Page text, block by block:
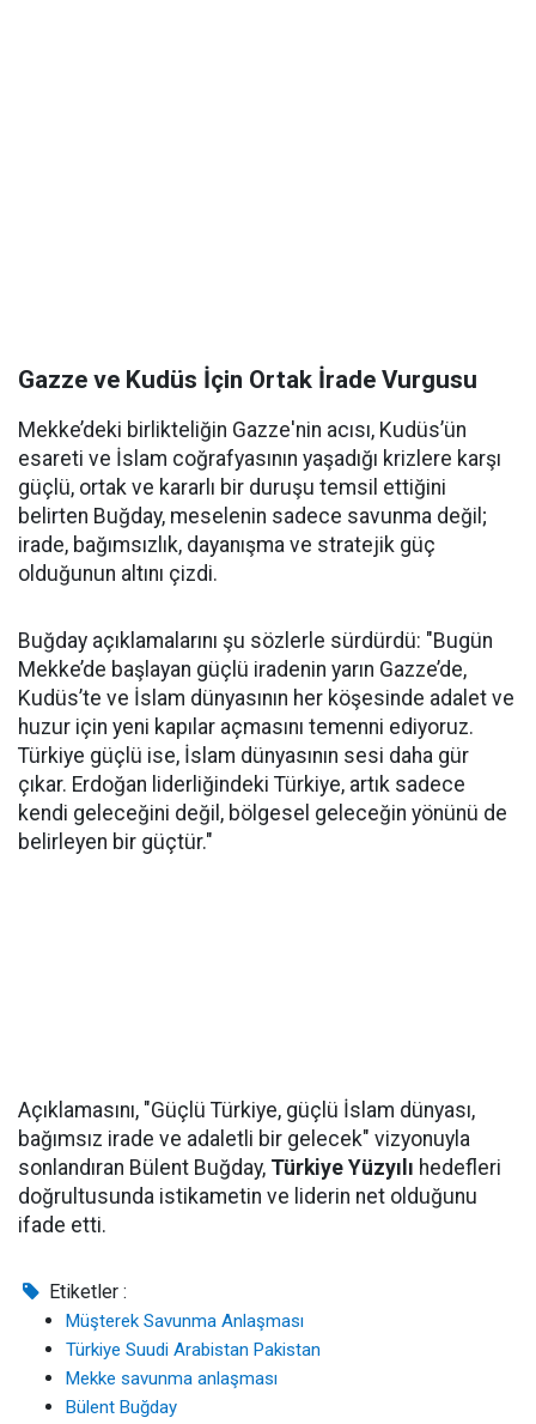
Gazze ve Kudüs İçin Ortak İrade Vurgusu
Mekke’deki birlikteliğin Gazze'nin acısı, Kudüs’ün
esareti ve İslam coğrafyasının yaşadığı krizlere karşı
güçlü, ortak ve kararlı bir duruşu temsil ettiğini
belirten Buğday, meselenin sadece savunma değil;
irade, bağımsızlık, dayanışma ve stratejik güç
olduğunun altını çizdi.
Buğday açıklamalarını şu sözlerle sürdürdü: "Bugün
Mekke’de başlayan güçlü iradenin yarın Gazze’de,
Kudüs’te ve İslam dünyasının her köşesinde adalet ve
huzur için yeni kapılar açmasını temenni ediyoruz.
Türkiye güçlü ise, İslam dünyasının sesi daha gür
çıkar. Erdoğan liderliğindeki Türkiye, artık sadece
kendi geleceğini değil, bölgesel geleceğin yönünü de
belirleyen bir güçtür."
Açıklamasını, "Güçlü Türkiye, güçlü İslam dünyası,
bağımsız irade ve adaletli bir gelecek" vizyonuyla
sonlandıran Bülent Buğday, Türkiye Yüzyılı hedefleri
doğrultusunda istikametin ve liderin net olduğunu
ifade etti.
Etiketler :
Müşterek Savunma Anlaşması
Türkiye Suudi Arabistan Pakistan
Mekke savunma anlaşması
Bülent Buğday